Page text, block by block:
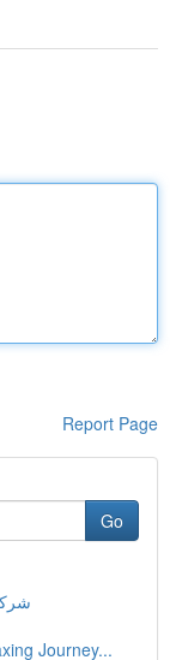
Report Page
Go
Journey...